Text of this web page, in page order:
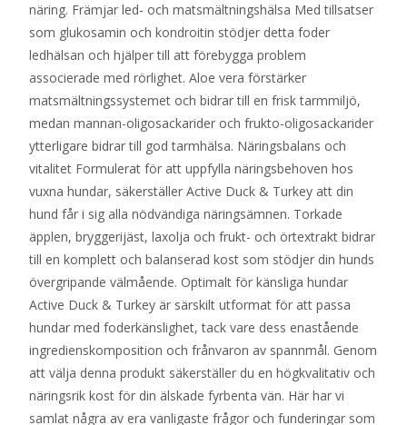
näring. Främjar led- och matsmältningshälsa Med tillsatser
som glukosamin och kondroitin stödjer detta foder
ledhälsan och hjälper till att förebygga problem
associerade med rörlighet. Aloe vera förstärker
matsmältningssystemet och bidrar till en frisk tarmmiljö,
medan mannan-oligosackarider och frukto-oligosackarider
ytterligare bidrar till god tarmhälsa. Näringsbalans och
vitalitet Formulerat för att uppfylla näringsbehoven hos
vuxna hundar, säkerställer Active Duck & Turkey att din
hund får i sig alla nödvändiga näringsämnen. Torkade
äpplen, bryggerijäst, laxolja och frukt- och örtextrakt bidrar
till en komplett och balanserad kost som stödjer din hunds
övergripande välmående. Optimalt för känsliga hundar
Active Duck & Turkey är särskilt utformat för att passa
hundar med foderkänslighet, tack vare dess enastående
ingredienskomposition och frånvaron av spannmål. Genom
att välja denna produkt säkerställer du en högkvalitativ och
näringsrik kost för din älskade fyrbenta vän. Här har vi
samlat några av era vanligaste frågor och funderingar som